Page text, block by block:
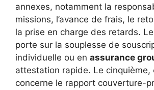
annexes, notamment la
missions, l’avance de frais, le
la prise en charge des retards.
porte sur la souplesse de
individuelle ou en assurance
attestation rapide. Le cinquième,
concerne le rapport couverture-